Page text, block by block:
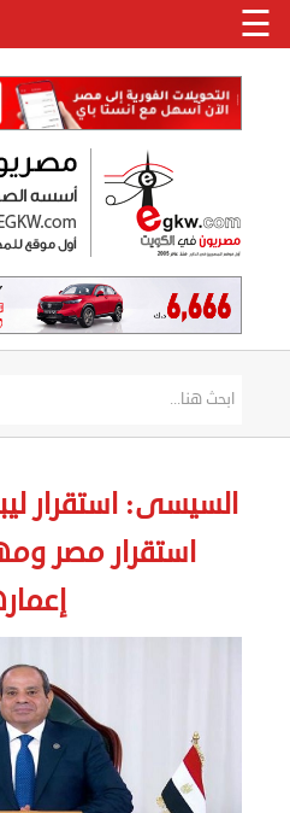
الرئيسية
دخول
☰
السيسى: استقرار
استقرار مصر